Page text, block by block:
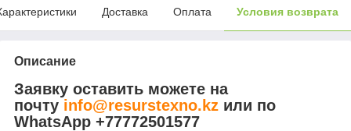
Доставка Оплата Условия возврата
Описание
Заявку оставить можете на
почту info@resurstexno.kz или по
WhatsApp +77772501577